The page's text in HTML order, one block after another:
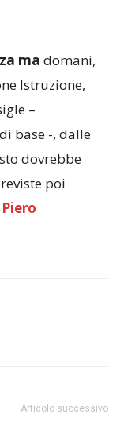
ma domani,
Istruzione,
–
base -, dalle
dovrebbe
poi
Piero
Articolo successivo